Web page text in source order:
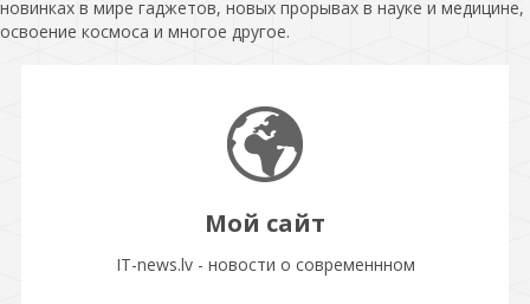
новинках в мире гаджетов, новых прорывах в науке и медицине,
освоение космоса и многое другое.
Мой сайт
IT-news.lv - новости о современнном